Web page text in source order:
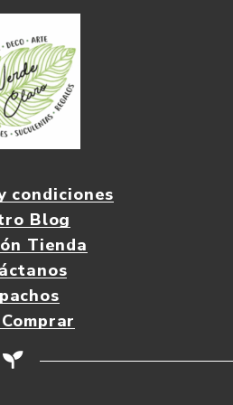
condiciones
Blog
Tienda